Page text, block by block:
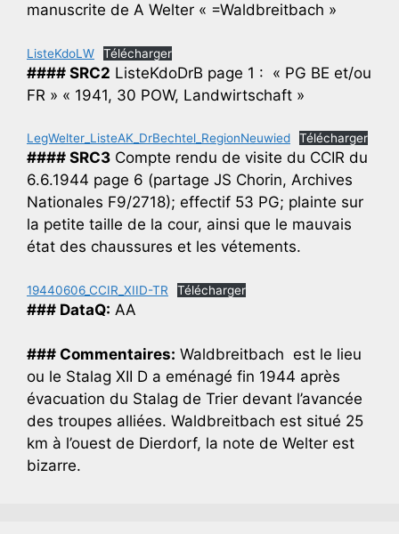
manuscrite de A Welter « =Waldbreitbach »
ListeKdoLW Télécharger
#### SRC2 ListeKdoDrB page 1 : « PG BE et/ou
FR » « 1941, 30 POW, Landwirtschaft »
LegWelter_ListeAK_DrBechtel_RegionNeuwied Télécharger
#### SRC3 Compte rendu de visite du CCIR du
6.6.1944 page 6 (partage JS Chorin, Archives
Nationales F9/2718); effectif 53 PG; plainte sur
la petite taille de la cour, ainsi que le mauvais
état des chaussures et les vétements.
19440606_CCIR_XIID-TR Télécharger
### DataQ: AA
### Commentaires: Waldbreitbach est le lieu
ou le Stalag XII D a eménagé fin 1944 après
évacuation du Stalag de Trier devant l’avancée
des troupes alliées. Waldbreitbach est situé 25
km à l’ouest de Dierdorf, la note de Welter est
bizarre.